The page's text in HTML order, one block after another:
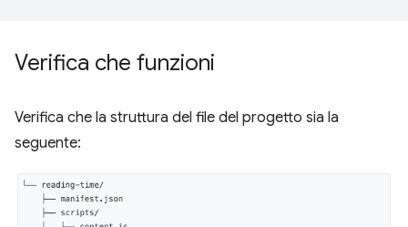
Verifica che funzioni
Verifica che la struttura del file del progetto sia la
seguente: